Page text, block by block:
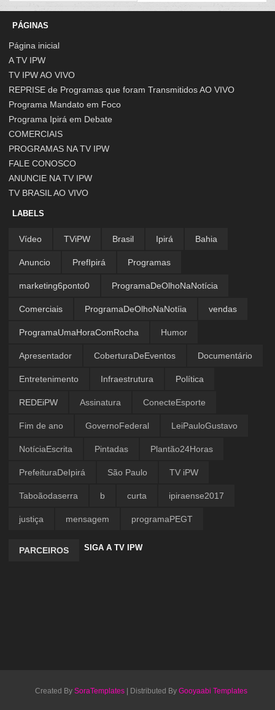
PÁGINAS
Página inicial
A TV IPW
TV IPW AO VIVO
REPRISE de Programas que foram Transmitidos AO VIVO
Programa Mandato em Foco
Programa Ipirá em Debate
COMERCIAIS
PROGRAMAS NA TV IPW
FALE CONOSCO
ANUNCIE NA TV IPW
TV BRASIL AO VIVO
LABELS
Vídeo TViPW Brasil Ipirá Bahia
Anuncio PrefIpirá Programas
marketing6ponto0 ProgramaDeOlhoNaNotícia
Comerciais ProgramaDeOlhoNaNotíia vendas
ProgramaUmaHoraComRocha Humor
Apresentador CoberturaDeEventos Documentário
Entretenimento Infraestrutura Política
REDEiPW Assinatura ConecteEsporte
Fim de ano GovernoFederal LeiPauloGustavo
NotíciaEscrita Pintadas Plantão24Horas
PrefeituraDeIpirá São Paulo TV iPW
Taboãodaserra b curta ipiraense2017
justiça mensagem programaPEGT
PARCEIROS SIGA A TV IPW
Created By SoraTemplates | Distributed By Gooyaabi Templates